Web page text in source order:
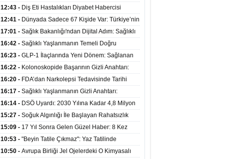
Aldı
Bini Aştı, Virüste Mutasyon Şüphesi!
12:43 - Diş Eti Hastalıkları Diyabet Habercisi
Olabilir: Ağız Sağlığı Ve Şeker Arasındaki Çift Yönlü
Bağ Kanıtlandı
12:41 - Dünyada Sadece 67 Kişide Var: Türkiye’nin
İlk Bundgaard Sendromu Vakası Diyarbakır’da
Teşhis Edildi
17:01 - Sağlık Bakanlığı'ndan Dijital Adım: Sağlıklı
Hayat Merkezlerinde Uzaktan Danışmanlık Dönemi
Başladı
16:42 - Sağlıklı Yaşlanmanın Temeli Doğru
Beslenmeden Geçiyor: İleri Yaşta Hangi Besin
Öğelerine İhtiyaç Duyuluyor?
16:23 - GLP-1 İlaçlarında Yeni Dönem: Sağlanan
Faydalar Yalnızca Kilo Kaybıyla Sınırlı Değil
16:22 - Kolonoskopide Başarının Gizli Anahtarı:
Yetersiz Bağırsak Temizliği Poliplerin Gözden
Kaçmasına Neden Oluyor
16:20 - FDA’dan Narkolepsi Tedavisinde Tarihi
Onay: Oreksin Sistemini Hedefleyen İlk İlaç
Kullanıma Sunuldu
16:17 - Sağlıklı Yaşlanmanın Gizli Anahtarı:
Düzenli Kuvvet Antrenmanı Kas Ve Kemik Sağlığını
Koruyor
16:14 - DSÖ Uyardı: 2030 Yılına Kadar 4,8 Milyon
Hemşire ve Ebe Açığı Oluşabilir
15:27 - Soğuk Algınlığı İle Başlayan Rahatsızlık
Karaciğer Yetmezliği Çıktı: 17 Yıl Sonra Nakille
Hayata Tutundu
15:09 - 17 Yıl Sonra Gelen Güzel Haber: 8 Kez
Reddedilen Hastaya 9'uncu Çağrıda Nakil Yapıldı
10:53 - "Beyin Tatile Çıkmaz": Yaz Tatilinde
Öğrenilenlerin Yüzde 39'u Unutulabiliyor
10:50 - Avrupa Birliği Jel Ojelerdeki O Kimyasalı